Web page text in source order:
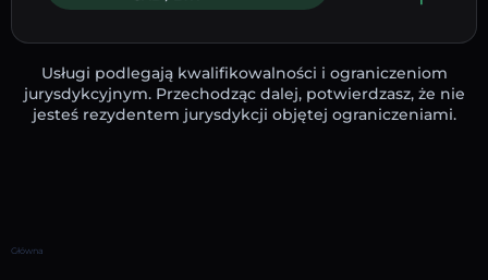
Usługi podlegają kwalifikowalności i ograniczeniom
jurysdykcyjnym. Przechodząc dalej, potwierdzasz, że nie
jesteś rezydentem jurysdykcji objętej ograniczeniami.
Główna